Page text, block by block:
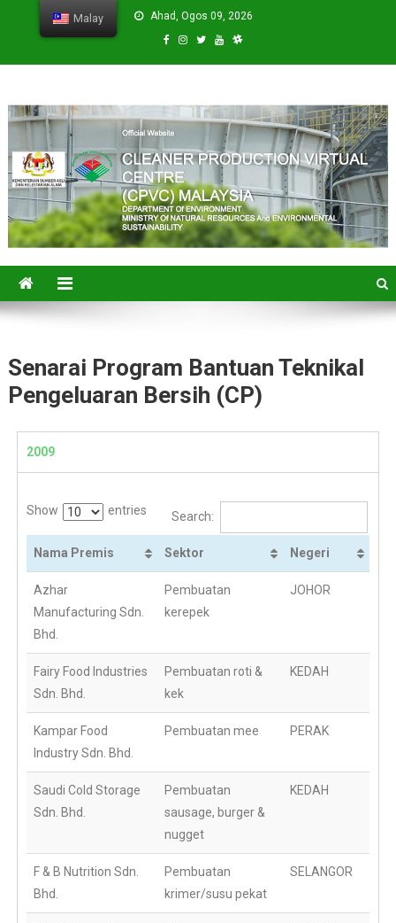
Ahad, Ogos 09, 2026
CPVC
Senarai Program Bantuan Teknikal
Pengeluaran Bersih (CP)
2009
Show entries Search:
Nama Premis Sektor Negeri
Azhar
Manufacturing Sdn.
Bhd.
Pembuatan
kerepek
JOHOR
Fairy Food Industries
Sdn. Bhd.
Pembuatan roti &
kek
KEDAH
Kampar Food
Industry Sdn. Bhd.
Pembuatan mee PERAK
Saudi Cold Storage
Sdn. Bhd.
Pembuatan
sausage, burger &
nugget
KEDAH
F & B Nutrition Sdn.
Bhd.
Pembuatan
krimer/susu pekat
SELANGOR
Malay